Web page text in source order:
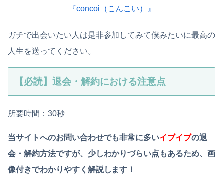
『concoi（こんこい）』
ガチで出会いたい人は是非参加してみて僕みたいに最高の
人生を送ってください。
【必読】退会・解約における注意点
所要時間：30秒
当サイトへのお問い合わせでも非常に多いイブイブの退
会・解約方法ですが、少しわかりづらい点もあるため、画
像付きでわかりやすく解説します！